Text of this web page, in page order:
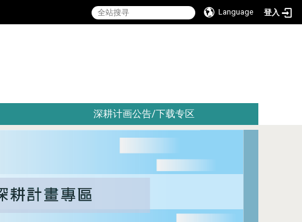
Language 登入
深耕计画公告/下载专区